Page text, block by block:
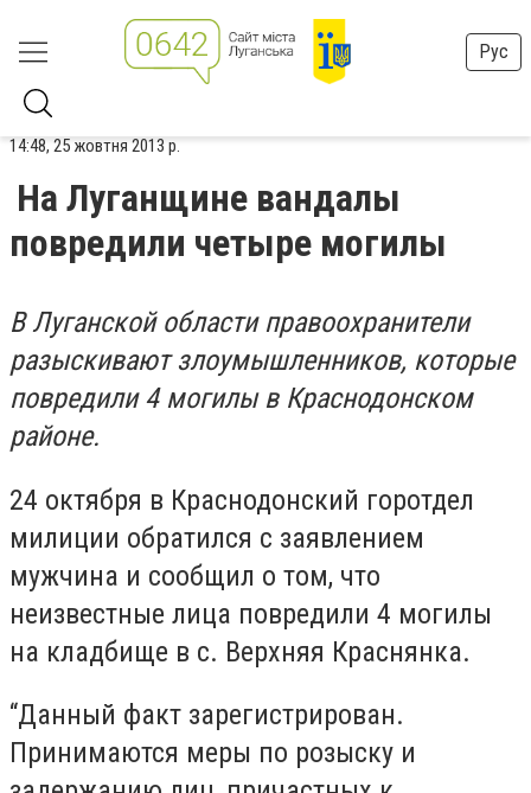
Рус
14:48, 25 жовтня 2013 р.
На Луганщине вандалы
повредили четыре могилы
В Луганской области правоохранители
разыскивают злоумышленников, которые
повредили 4 могилы в Краснодонском
районе.
24 октября в Краснодонский горотдел
милиции обратился с заявлением
мужчина и сообщил о том, что
неизвестные лица повредили 4 могилы
на кладбище в с. Верхняя Краснянка.
“Данный факт зарегистрирован.
Принимаются меры по розыску и